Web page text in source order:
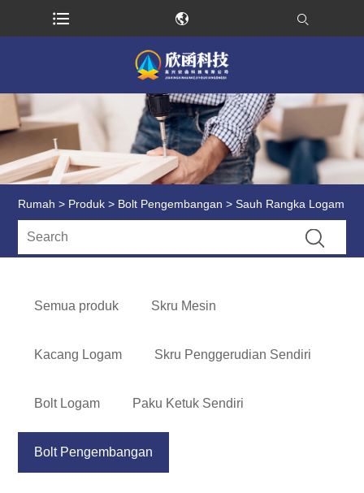
Rumah > Produk > Bolt Pengembangan > Sauh Rangka Logam
Semua produk Skru Mesin
Kacang Logam Skru Penggerudian Sendiri
Bolt Logam Paku Ketuk Sendiri
Bolt Pengembangan